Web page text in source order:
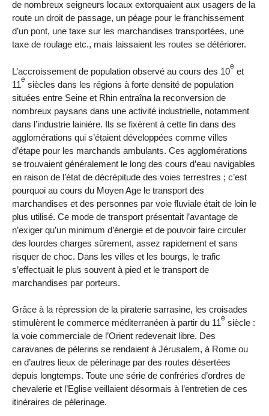
de nombreux seigneurs locaux extorquaient aux usagers de la
route un droit de passage, un péage pour le franchissement
d’un pont, une taxe sur les marchandises transportées, une
taxe de roulage etc., mais laissaient les routes se détériorer.
L’accroissement de population observé au cours des 10e et
11e siècles dans les régions à forte densité de population
situées entre Seine et Rhin entraîna la reconversion de
nombreux paysans dans une activité industrielle, notamment
dans l’industrie lainière. Ils se fixèrent à cette fin dans des
agglomérations qui s’étaient développées comme villes
d’étape pour les marchands ambulants. Ces agglomérations
se trouvaient généralement le long des cours d’eau navigables
en raison de l’état de décrépitude des voies terrestres ; c’est
pourquoi au cours du Moyen Age le transport des
marchandises et des personnes par voie fluviale était de loin le
plus utilisé. Ce mode de transport présentait l’avantage de
n’exiger qu’un minimum d’énergie et de pouvoir faire circuler
des lourdes charges sûrement, assez rapidement et sans
risquer de choc. Dans les villes et les bourgs, le trafic
s’effectuait le plus souvent à pied et le transport de
marchandises par porteurs.
Grâce à la répression de la piraterie sarrasine, les croisades
stimulèrent le commerce méditerranéen à partir du 11e siècle :
la voie commerciale de l’Orient redevenait libre. Des
caravanes de pèlerins se rendaient à Jérusalem, à Rome ou
en d’autres lieux de pèlerinage par des routes désertées
depuis longtemps. Toute une série de confréries d’ordres de
chevalerie et l’Eglise veillaient désormais à l’entretien de ces
itinéraires de pèlerinage.